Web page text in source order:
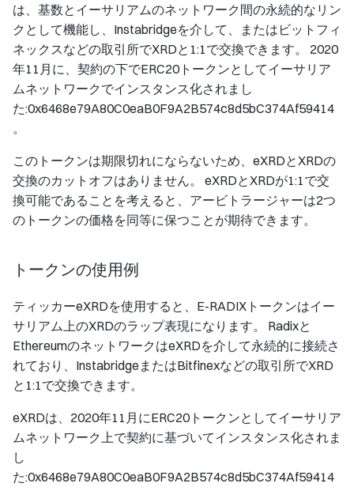
は、基数とイーサリアムのネットワーク間の永続的なリン
クとして機能し、Instabridgeを介して、またはビットフィ
ネックスなどの取引所でXRDと1:1で交換できます。 2020
年11月に、契約の下でERC20トークンとしてイーサリア
ムネットワークでインスタンス化されまし
た:0x6468e79A80C0eaB0F9A2B574c8d5bC374Af59414
。
このトークンは期限切れにならないため、eXRDとXRDの
交換のカットオフはありません。 eXRDとXRDが1:1で交
換可能であることを考えると、アービトラージャーは2つ
のトークンの価格を同等に保つことが期待できます。
トークンの使用例
ティッカーeXRDを使用すると、E-RADIXトークンはイー
サリアム上のXRDのラップ表現になります。 Radixと
EthereumのネットワークはeXRDを介して永続的に接続さ
れており、InstabridgeまたはBitfinexなどの取引所でXRD
と1:1で交換できます。
eXRDは、2020年11月にERC20トークンとしてイーサリア
ムネットワーク上で契約に基づいてインスタンス化されま
し
た:0x6468e79A80C0eaB0F9A2B574c8d5bC374Af59414